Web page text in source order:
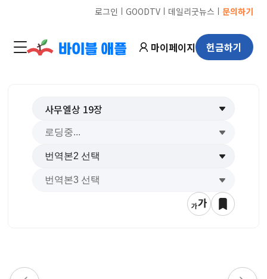
로그인 ㅣ GOODTVㅣ 데일리굿뉴스 ㅣ 문의하기
마이페이지 헌금하기
사무엘상 19장